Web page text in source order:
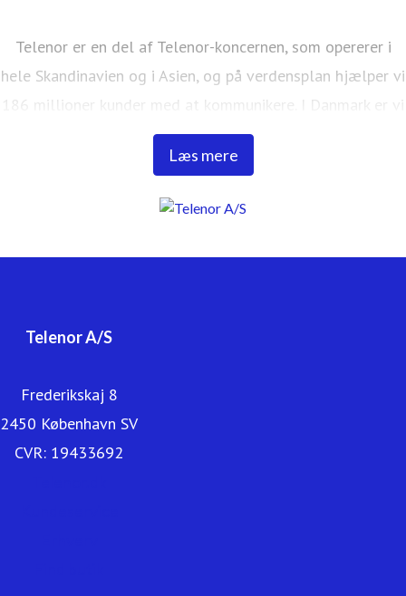
Læs mere
Telenor er en del af Telenor-koncernen, som opererer i
hele Skandinavien og i Asien, og på verdensplan hjælper vi
186 millioner kunder med at kommunikere. I Danmark er vi
ca. 900 medarbejdere, har 37 butikker fordelt over hele
Danmark og gør hver dag vores yderste for at gøre det
forbindelse på både mobil og internet. I Danmark er CBB
Telenor A/S
Frederikskaj 8
2450 København SV
CVR: 19433692